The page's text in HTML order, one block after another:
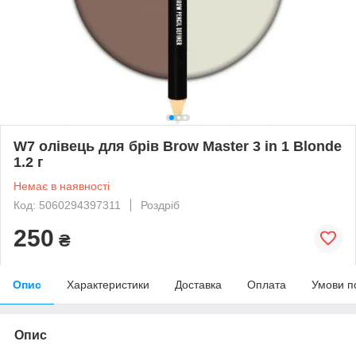
W7 олівець для брів Brow Master 3 in 1 Blonde
1.2 г
Немає в наявності
Код: 5060294397311
Роздріб
250 ₴
Опис Характеристики Доставка Оплата Умови
Опис